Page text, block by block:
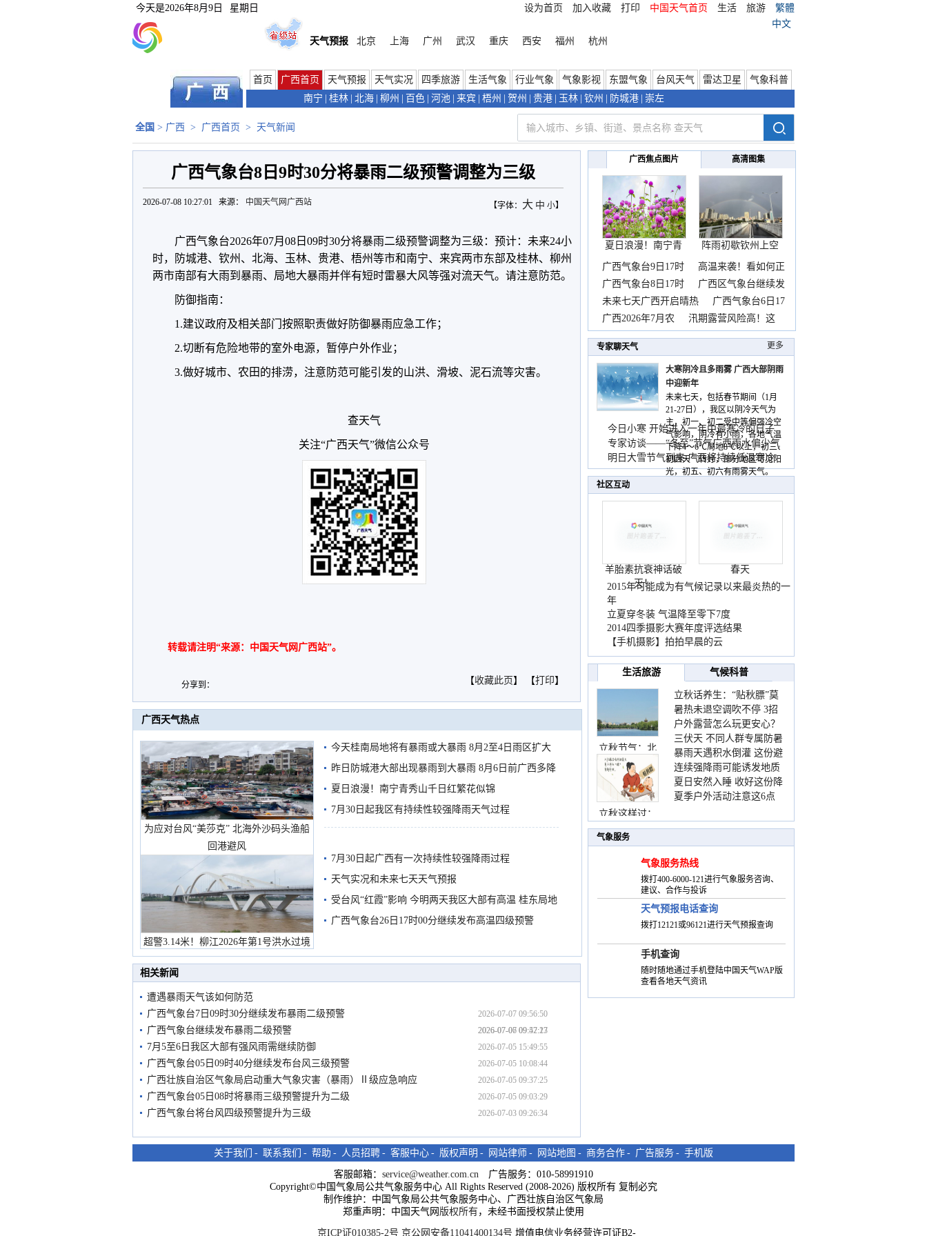
今天是2026年8月9日 星期日 设为首页 加入收藏 打印 中国天气首页 生活 旅游
繁體
中文
天气预报
北京 上海 广州 武汉 重庆 西安 福州 杭州
首页 广西首页 天气预报 天气实况 四季旅游 生活气象 行业气象 气象影视 东盟气象 台风天气 雷达卫星
气象科普
南宁
桂林 北海 柳州 百色 河池 来宾 梧州 贺州 贵港 玉林 钦州 防城港 崇左
全国 > 广西 > 广西首页 > 天气新闻
广西气象台8日9时30分将暴雨二级预警调整为三级
【字体： 大 中 小】
2026-07-08 10:27:01 来源： 中国天气网广西站
广西气象台2026年07月08日09时30分将暴雨二级预警调整为三级：预计：未来24小
时，防城港、钦州、北海、玉林、贵港、梧州等市和南宁、来宾两市东部及桂林、柳州
两市南部有大雨到暴雨、局地大暴雨并伴有短时雷暴大风等强对流天气。请注意防范。
防御指南：
1.建议政府及相关部门按照职责做好防御暴雨应急工作；
2.切断有危险地带的室外电源，暂停户外作业；
3.做好城市、农田的排涝，注意防范可能引发的山洪、滑坡、泥石流等灾害。
查天气
关注“广西天气”微信公众号
转载请注明“来源：中国天气网广西站”。
分享到： 【收藏此页 】 【打印】
广西天气热点
为应对台风“美莎克” 北海外沙码头渔船
回港避风
超警3.14米！柳江2026年第1号洪水过境
市民在堤岸见证汛况
今天桂南局地将有暴雨或大暴雨 8月2至4日雨区扩大
需继续防范
昨日防城港大部出现暴雨到大暴雨 8月6日前广西多降
雨
夏日浪漫！南宁青秀山千日红繁花似锦
7月30日起我区有持续性较强降雨天气过程
7月30日起广西有一次持续性较强降雨过程
天气实况和未来七天天气预报
受台风“红霞”影响 今明两天我区大部有高温 桂东局地
有较强降雨
广西气象台26日17时00分继续发布高温四级预警
相关新闻
遭遇暴雨天气该如何防范
2026-07-07 09:56:50
广西气象台7日09时30分继续发布暴雨二级预警
2026-07-07 09:42:23
广西气象台继续发布暴雨二级预警 2026-07-06 09:57:17
7月5至6日我区大部有强风雨需继续防御 2026-07-05 15:49:55
广西气象台05日09时40分继续发布台风三级预警 2026-07-05 10:08:44
广西壮族自治区气象局启动重大气象灾害（暴雨）Ⅱ级应急响应 2026-07-05 09:37:25
广西气象台05日08时将暴雨三级预警提升为二级 2026-07-05 09:03:29
广西气象台将台风四级预警提升为三级 2026-07-03 09:26:34
广西焦点图片 高清图集
夏日浪漫！南宁青
秀山
阵雨初歇钦州上空
邂逅
广西气象台9日17时
高温来袭！看如何正
确
广西气象台8日17时
广西区气象台继续发
布
未来七天广西开启晴热
广西气象台6日17
时
广西2026年7月农
汛期露营风险高！这
份
专家聊天气 更多
大寒阴冷且多雨雾 广西大部阴雨
中迎新年
未来七天，包括春节期间（1月
21-27日），我区以阴冷天气为
主，初一、初二受中等偏强冷空
气影响，阴冷有小雨，各地气温
下降4～6℃局地8℃以上，初三、
初四天气转好，部分地区可见阳
光，初五、初六有雨雾天气。
今日小寒 开始进入一年中最寒冷的日子
专家访谈——“冬至”节气广西雨水偏少气
温低
明日大雪节气到来 广西将持续低温寒冷
天气
社区互动
羊胎素抗衰神话破
灭！
春天
2015年可能成为有气候记录以来最炎热的一
年
立夏穿冬装 气温降至零下7度
2014四季摄影大赛年度评选结果
【手机摄影】拍拍早晨的云
生活旅游 气候科普
立秋节气：北
立秋这样过：
立秋话养生：“贴秋膘”莫
着急 先清暑再防燥
暑热未退空调吹不停 3招
护住肩颈不酸痛
户外露营怎么玩更安心？
这份攻略请收好
三伏天 不同人群专属防暑
要点请收好
暴雨天遇积水倒灌 这份避
险提示请收好
连续强降雨可能诱发地质
灾害 这些前兆要知道
夏日安然入睡 收好这份降
温小贴士
夏季户外活动注意这6点
气象服务
气象服务热线
拨打400-6000-121进行气象服务咨询、
建议、合作与投诉
天气预报电话查询
拨打12121或96121进行天气预报查询
手机查询
随时随地通过手机登陆中国天气WAP版
查看各地天气资讯
关于我们 - 联系我们 - 帮助 - 人员招聘 - 客服中心 - 版权声明 - 网站律师 - 网站地图 - 商务合作 - 广告服务 - 手机版
客服邮箱： service@weather.com.cn 广告服务：010-58991910
Copyright©中国气象局公共气象服务中心 All Rights Reserved (2008-2026) 版权所有 复制必究
制作维护：中国气象局公共气象服务中心、广西壮族自治区气象局
郑重声明：中国天气网 版权所有，未经书面授权禁止使用
京ICP证010385-2号 京公网安备11041400134号 增值电信业务经营许可证B2-